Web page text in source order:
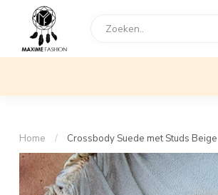
Home / Crossbody Suede met Studs Beige